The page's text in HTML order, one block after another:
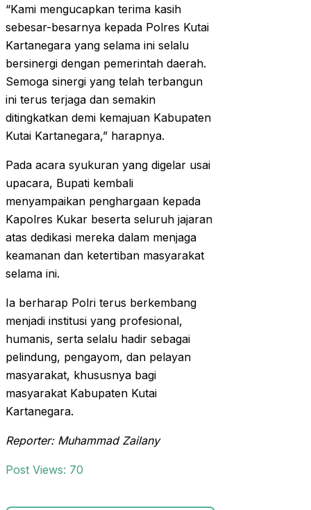
“Kami mengucapkan terima kasih
sebesar-besarnya kepada Polres Kutai
Kartanegara yang selama ini selalu
bersinergi dengan pemerintah daerah.
Semoga sinergi yang telah terbangun
ini terus terjaga dan semakin
ditingkatkan demi kemajuan Kabupaten
Kutai Kartanegara,” harapnya.
Pada acara syukuran yang digelar usai
upacara, Bupati kembali
menyampaikan penghargaan kepada
Kapolres Kukar beserta seluruh jajaran
atas dedikasi mereka dalam menjaga
keamanan dan ketertiban masyarakat
selama ini.
Ia berharap Polri terus berkembang
menjadi institusi yang profesional,
humanis, serta selalu hadir sebagai
pelindung, pengayom, dan pelayan
masyarakat, khususnya bagi
masyarakat Kabupaten Kutai
Kartanegara.
Reporter: Muhammad Zailany
Post Views: 70